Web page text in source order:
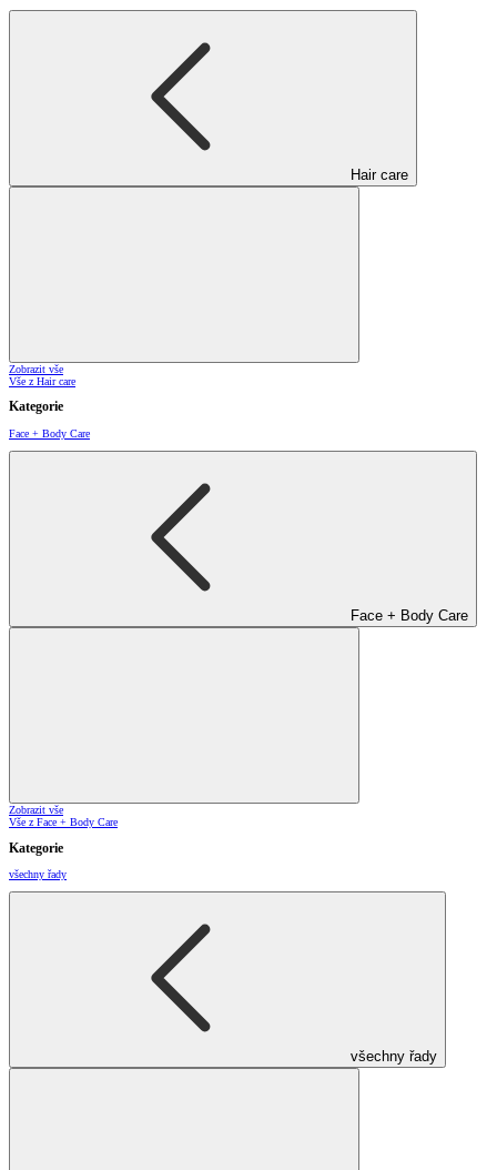
Hair care
Zobrazit vše
Vše z Hair care
Kategorie
Face + Body Care
Face + Body Care
Zobrazit vše
Vše z Face + Body Care
Kategorie
všechny řady
všechny řady